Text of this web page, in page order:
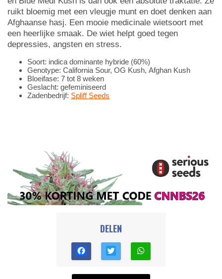
ruikt bloemig met een vleugje munt en doet denken aan
Afghaanse hasj. Een mooie medicinale wietsoort met
een heerlijke smaak. De wiet helpt goed tegen
depressies, angsten en stress.
Soort: indica dominante hybride (60%)
Genotype: California Sour, OG Kush, Afghan Kush
Bloeifase: 7 tot 8 weken
Geslacht: gefeminiseerd
Zadenbedrijf: Spliff Seeds
DELEN